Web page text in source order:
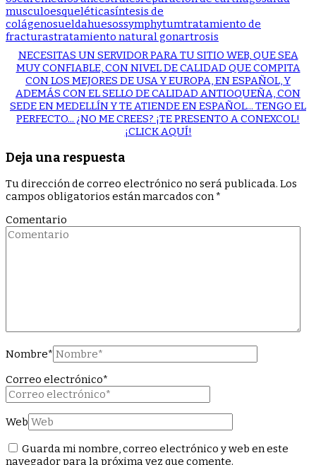
musculoesqueléticasíntesis de
colágenosueldahuesossymphytumtratamiento de
fracturastratamiento natural gonartrosis
NECESITAS UN SERVIDOR PARA TU SITIO WEB, QUE SEA
MUY CONFIABLE, CON NIVEL DE CALIDAD QUE COMPITA
CON LOS MEJORES DE USA Y EUROPA, EN ESPAÑOL, Y
ADEMÁS CON EL SELLO DE CALIDAD ANTIOQUEÑA, CON
SEDE EN MEDELLÍN Y TE ATIENDE EN ESPAÑOL... TENGO EL
PERFECTO... ¿NO ME CREES? ¡TE PRESENTO A CONEXCOL!
¡CLICK AQUÍ!
Deja una respuesta
Tu dirección de correo electrónico no será publicada. Los
campos obligatorios están marcados con*
Comentario
Nombre*
Correo electrónico*
Web
Guarda mi nombre, correo electrónico y web en este
navegador para la próxima vez que comente.